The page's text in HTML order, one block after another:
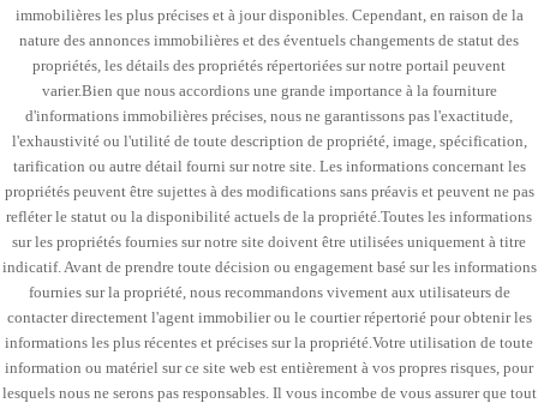
immobilières les plus précises et à jour disponibles. Cependant, en raison de la
nature des annonces immobilières et des éventuels changements de statut des
propriétés, les détails des propriétés répertoriées sur notre portail peuvent
varier.Bien que nous accordions une grande importance à la fourniture
d'informations immobilières précises, nous ne garantissons pas l'exactitude,
l'exhaustivité ou l'utilité de toute description de propriété, image, spécification,
tarification ou autre détail fourni sur notre site. Les informations concernant les
propriétés peuvent être sujettes à des modifications sans préavis et peuvent ne pas
refléter le statut ou la disponibilité actuels de la propriété.Toutes les informations
sur les propriétés fournies sur notre site doivent être utilisées uniquement à titre
indicatif. Avant de prendre toute décision ou engagement basé sur les informations
fournies sur la propriété, nous recommandons vivement aux utilisateurs de
contacter directement l'agent immobilier ou le courtier répertorié pour obtenir les
informations les plus récentes et précises sur la propriété.Votre utilisation de toute
information ou matériel sur ce site web est entièrement à vos propres risques, pour
lesquels nous ne serons pas responsables. Il vous incombe de vous assurer que tout